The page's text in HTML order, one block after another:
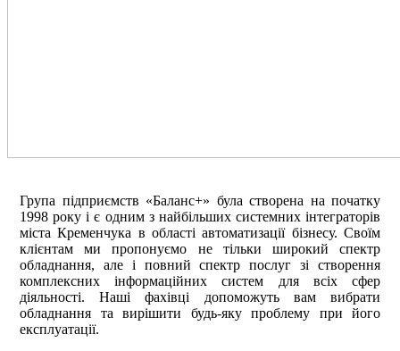
Група підприємств «Баланс+» була створена на початку
1998 року і є одним з найбільших системних інтеграторів
міста Кременчука в області автоматизації бізнесу. Своїм
клієнтам ми пропонуємо не тільки широкий спектр
обладнання, але і повний спектр послуг зі створення
комплексних інформаційних систем для всіх сфер
діяльності. Наші фахівці допоможуть вам вибрати
обладнання та вирішити будь-яку проблему при його
експлуатації.